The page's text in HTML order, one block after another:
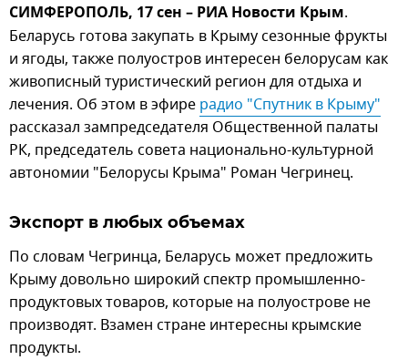
СИМФЕРОПОЛЬ, 17 сен – РИА Новости Крым.
Беларусь готова закупать в Крыму сезонные фрукты
и ягоды, также полуостров интересен белорусам как
живописный туристический регион для отдыха и
лечения. Об этом в эфире радио "Спутник в Крыму"
рассказал зампредседателя Общественной палаты
РК, председатель совета национально-культурной
автономии "Белорусы Крыма" Роман Чегринец.
Экспорт в любых объемах
По словам Чегринца, Беларусь может предложить
Крыму довольно широкий спектр промышленно-
продуктовых товаров, которые на полуострове не
производят. Взамен стране интересны крымские
продукты.